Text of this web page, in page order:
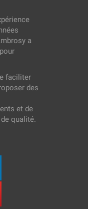
a
faciliter
des
et de
qualité.